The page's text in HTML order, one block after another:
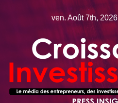
ven. Août 7th, 2026